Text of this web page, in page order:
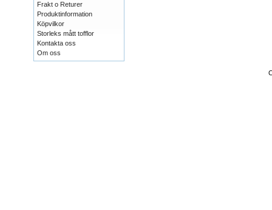
Frakt o Returer
Produktinformation
Köpvilkor
Storleks mått tofflor
Kontakta oss
Om oss